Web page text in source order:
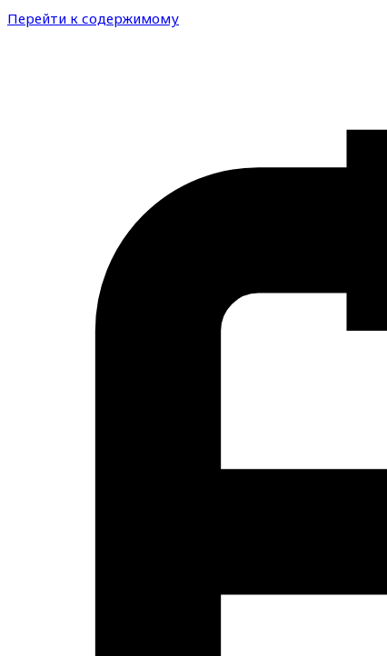
Перейти к содержимому